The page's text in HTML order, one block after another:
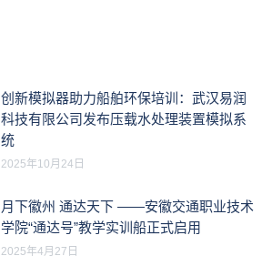
创新模拟器助力船舶环保培训：武汉易润
科技有限公司发布压载水处理装置模拟系
统
2025年10月24日
月下徽州 通达天下 ——安徽交通职业技术
学院“通达号”教学实训船正式启用
2025年4月27日